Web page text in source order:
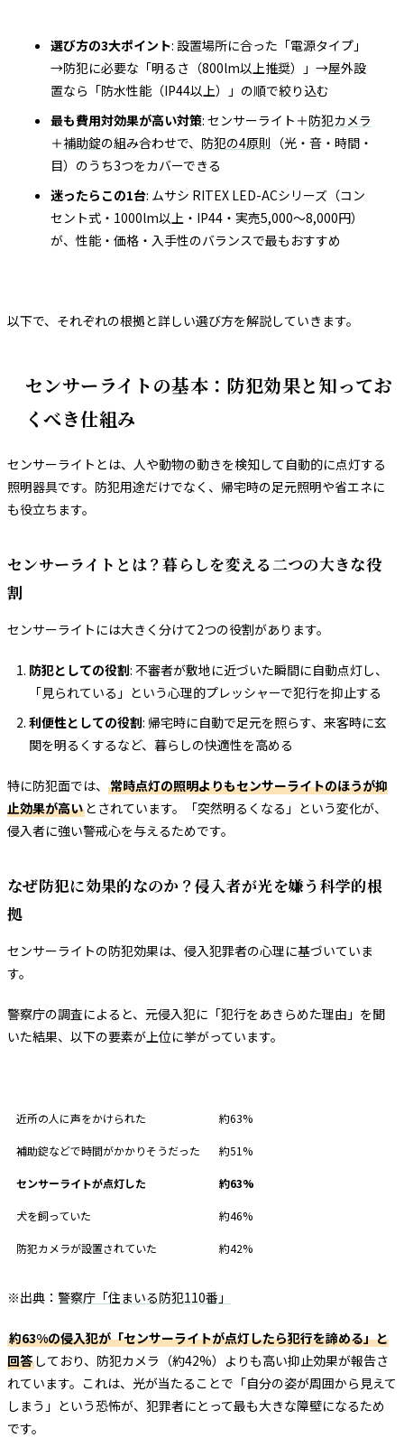
選び方の3大ポイント: 設置場所に合った「電源タイプ」
→防犯に必要な「明るさ（800lm以上推奨）」→屋外設
置なら「防水性能（IP44以上）」の順で絞り込む
最も費用対効果が高い対策: センサーライト＋防犯カメラ
＋補助錠の組み合わせで、 防犯の4原則 （光・音・時間・
目）のうち3つをカバーできる
迷ったらこの1台: ムサシ RITEX LED-ACシリーズ（コン
セント式・1000lm以上・IP44・実売5,000〜8,000円）
が、性能・価格・入手性のバランスで最もおすすめ
以下で、それぞれの根拠と詳しい選び方を解説していきます。
センサーライトの基本：防犯効果と知ってお
くべき仕組み
センサーライトとは、人や動物の動きを検知して自動的に点灯する
照明器具です。防犯用途だけでなく、帰宅時の足元照明や省エネに
も役立ちます。
センサーライトとは？暮らしを変える二つの大きな役
割
センサーライトには大きく分けて2つの役割があります。
防犯としての役割: 不審者が敷地に近づいた瞬間に自動点灯し、
「見られている」という心理的プレッシャーで犯行を抑止する
利便性としての役割: 帰宅時に自動で足元を照らす、来客時に玄
関を明るくするなど、暮らしの快適性を高める
特に防犯面では、 常時点灯の照明よりもセンサーライトのほうが抑
止効果が高い とされています。「突然明るくなる」という変化が、
侵入者に強い警戒心を与えるためです。
なぜ防犯に効果的なのか？侵入者が光を嫌う科学的根
拠
センサーライトの防犯効果は、侵入犯罪者の心理に基づいていま
す。
警察庁の調査によると、元侵入犯に「犯行をあきらめた理由」を聞
いた結果、以下の要素が上位に挙がっています。
近所の人に声をかけられた 約63%
補助錠などで時間がかかりそうだった 約51%
センサーライトが点灯した 約63%
犬を飼っていた 約46%
防犯カメラが設置されていた 約42%
※出典： 警察庁「住まいる防犯110番」
約63%の侵入犯が「センサーライトが点灯したら犯行を諦める」と
回答 しており、防犯カメラ（約42%）よりも高い抑止効果が報告さ
れています。これは、光が当たることで「自分の姿が周囲から見えて
しまう」という恐怖が、犯罪者にとって最も大きな障壁になるため
です。